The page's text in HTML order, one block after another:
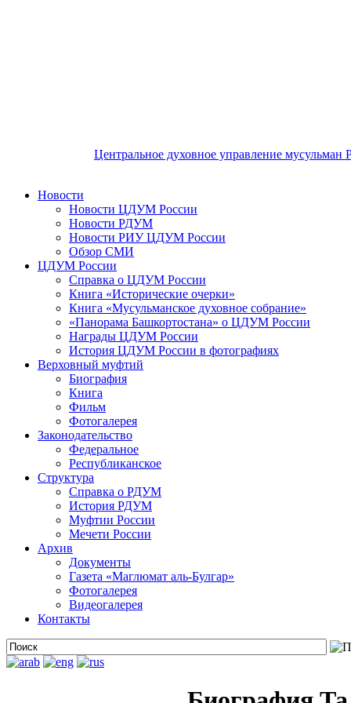
Центральное духовное управление мусульман
Новости
Новости ЦДУМ России
Новости РДУМ
Новости РИУ ЦДУМ России
Обзор СМИ
ЦДУМ России
Справка о ЦДУМ России
Книга «Исторические очерки»
Книга «Мусульманское духовное собрание»
«Панорама Башкортостана» о ЦДУМ России
Награды ЦДУМ России
История ЦДУМ России в фотографиях
Верховный муфтий
Биография
Книга
Фильм
Фотогалерея
Законодательство
Федеральное
Республиканское
Структура
Справка о РДУМ
История РДУМ
Муфтии России
Мечети России
Архив
Документы
Газета «Маглюмат аль-Булгар»
Фотогалерея
Видеогалерея
Контакты